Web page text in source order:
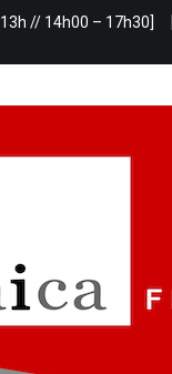
// 14h00 – 17h30]